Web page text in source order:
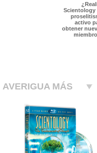
Scientology
activo
obtener
AVERIGUA MÁS